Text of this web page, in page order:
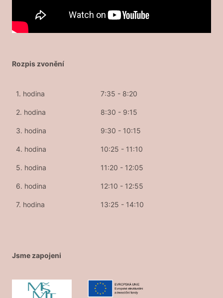
Rozpis zvonění
1. hodina 7:35 - 8:20
2. hodina 8:30 - 9:15
3. hodina 9:30 - 10:15
4. hodina 10:25 - 11:10
5. hodina 11:20 - 12:05
6. hodina 12:10 - 12:55
7. hodina 13:25 - 14:10
Jsme zapojeni